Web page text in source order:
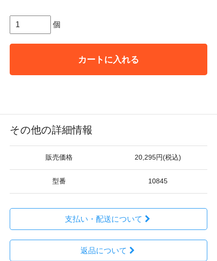
個
カートに入れる
その他の詳細情報
販売価格 20,295円(税込)
型番 10845
支払い・配送について
返品について